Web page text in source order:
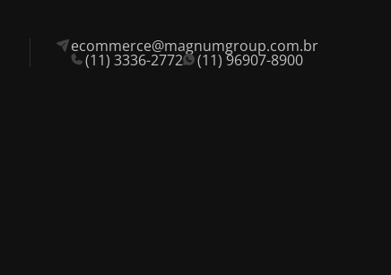
ecommerce@magnumgroup.com.br
(11) 3336-2772 (11) 96907-8900